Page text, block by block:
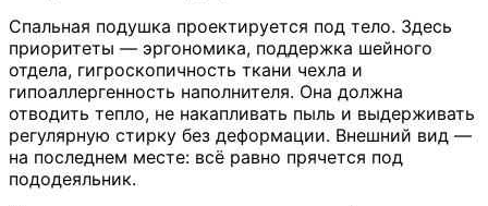
Спальная подушка проектируется под тело. Здесь
приоритеты — эргономика, поддержка шейного
отдела, гигроскопичность ткани чехла и
гипоаллергенность наполнителя. Она должна
отводить тепло, не накапливать пыль и выдерживать
регулярную стирку без деформации. Внешний вид —
на последнем месте: всё равно прячется под
пододеяльник.